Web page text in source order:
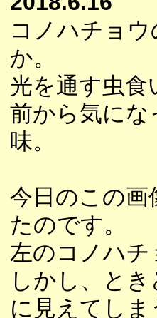
コノハチョ
か。
光を通す虫
前から気にな
味。
今日のこの
たのです。
左のコノハ
しかし、と
に見えてしま